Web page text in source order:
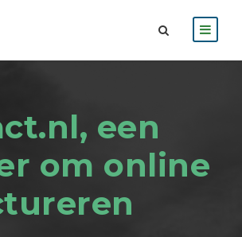
een
om online